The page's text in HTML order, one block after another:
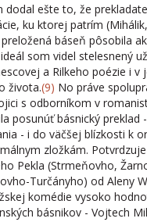
dodal ešte to, že
ku ktorej patrím
báseň pôsobila
som videl stelesnený
a Rilkeho poézie i v
života.(9) No práve
s odborníkom v
posunúť básnický preklad
- i do väčšej blízkosti k
zložkám.
Pekla (Strmeňovho,
Turčányho) od Aleny
komédie vysoko
básnikov - Vojtech